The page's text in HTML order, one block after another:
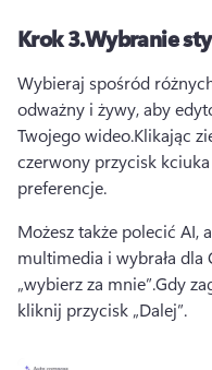
Krok 3.Wybranie
Wybieraj spośród
odważny i żywy, aby
Twojego wideo.Klikając
czerwony przycisk kciuka
preferencje.
Możesz także polecić AI,
multimedia i wybrała dla
„wybierz za mnie”.Gdy
kliknij przycisk „Dalej”.